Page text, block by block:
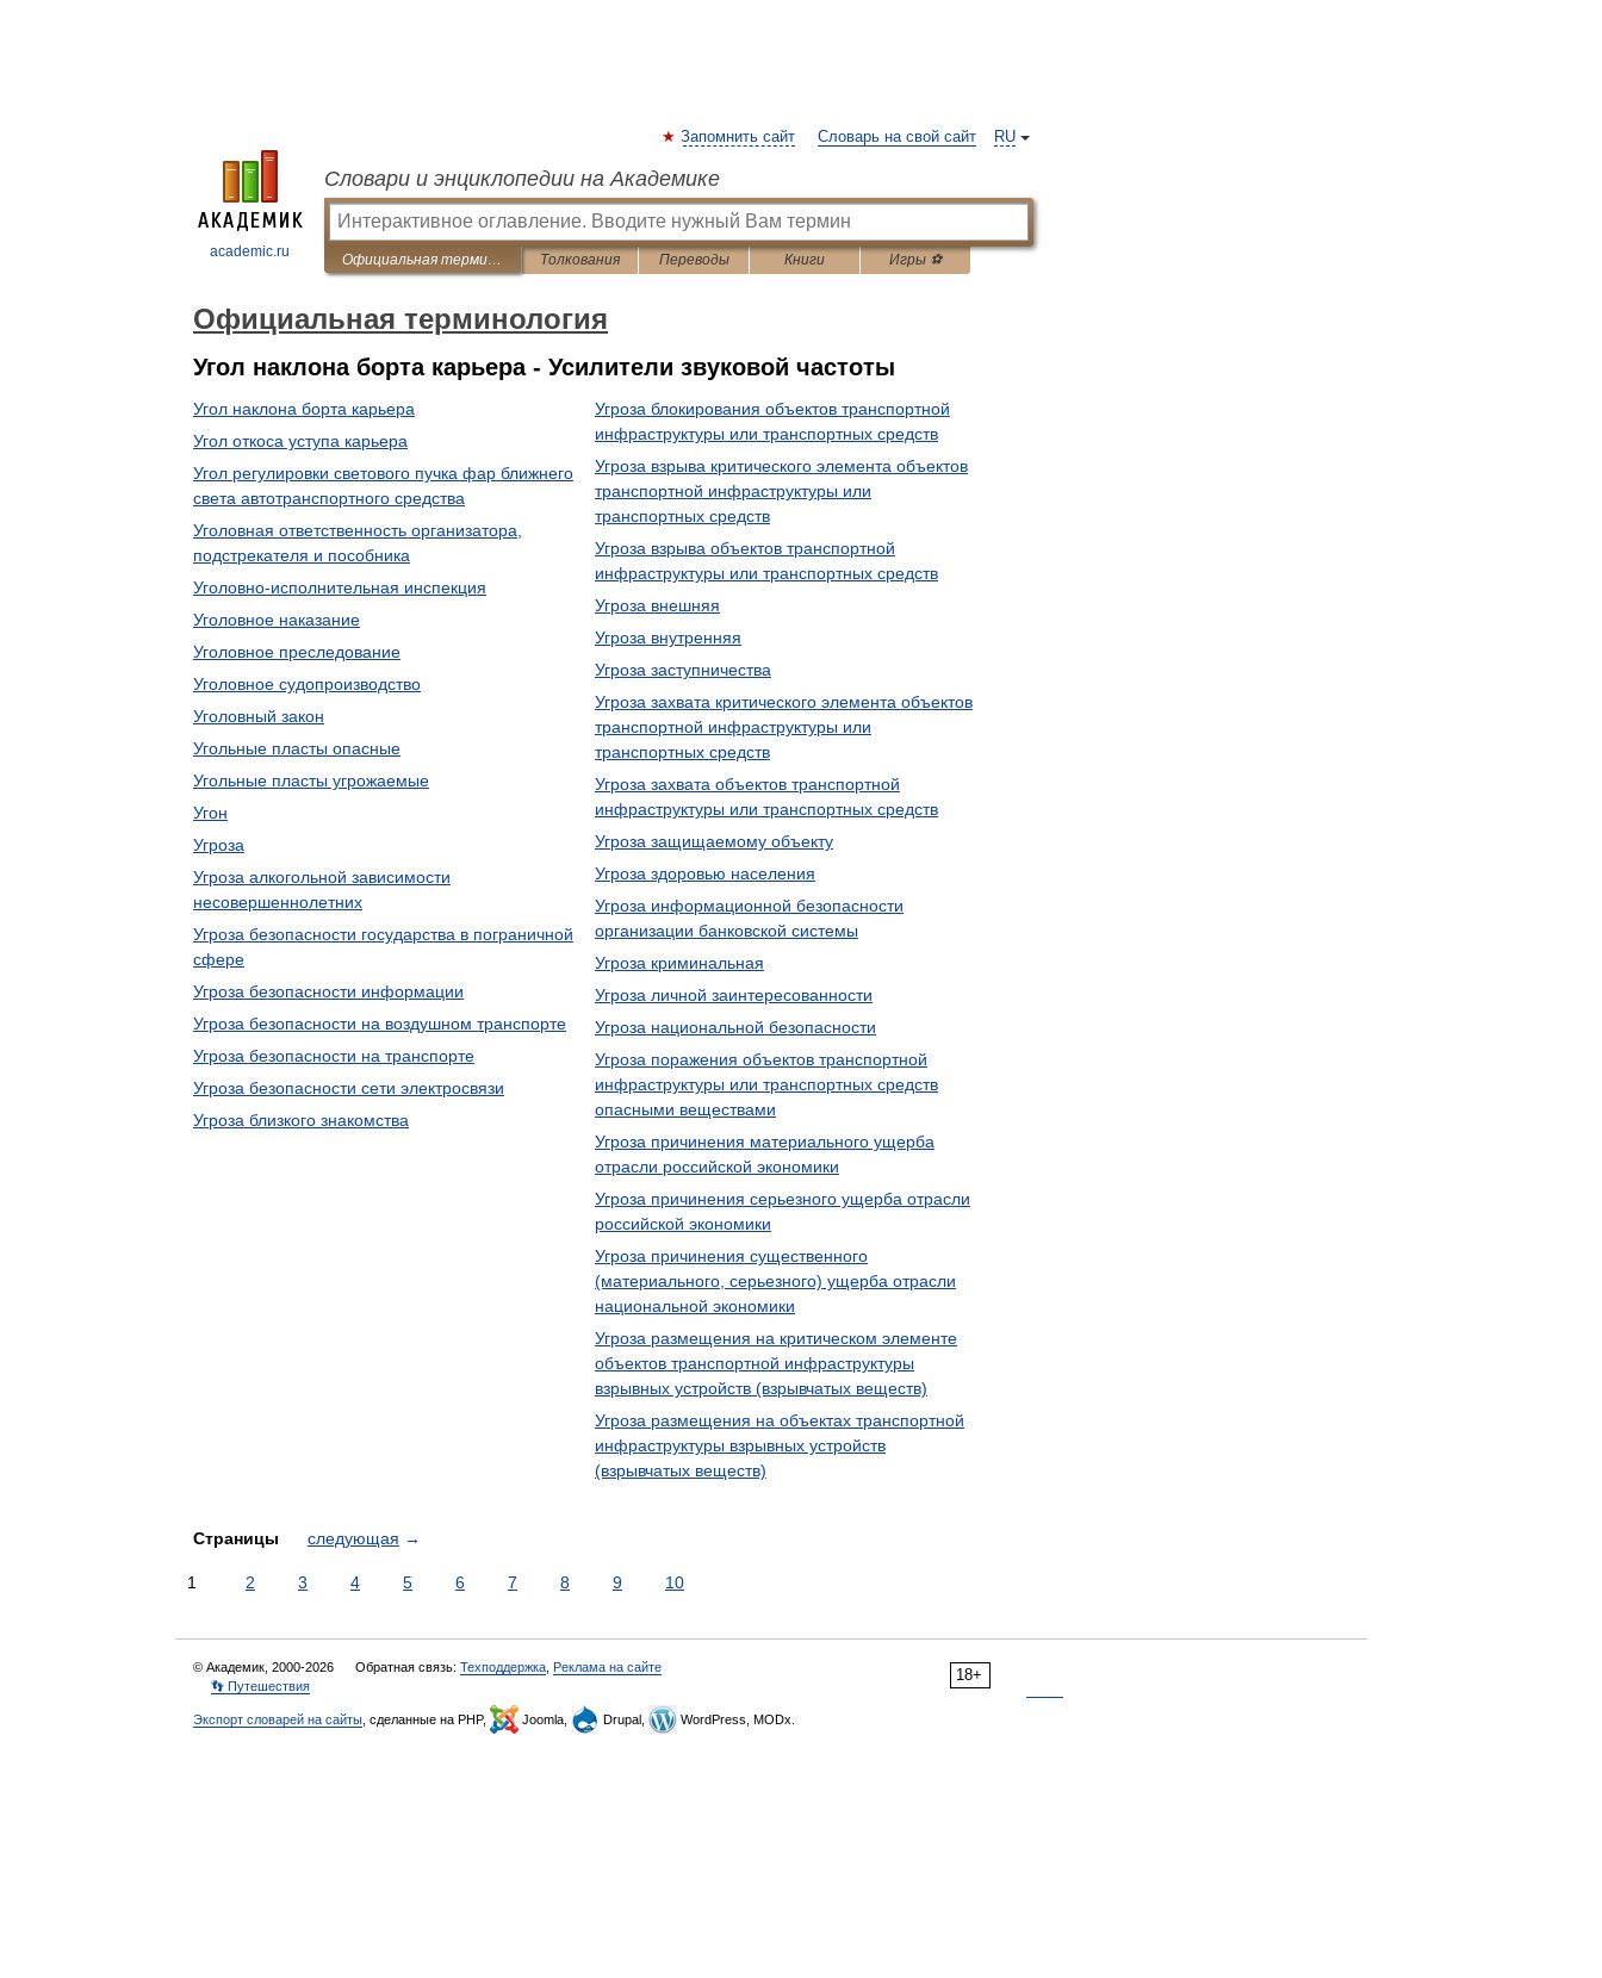
academic.ru
RU
Запомнить сайт Словарь на свой сайт
Словари и энциклопедии на Академике
Официальная терминология Толкования Переводы Книги Игры ⚽
Официальная терминология
Угол наклона борта карьера - Усилители звуковой частоты
Угол наклона борта карьера
Угол откоса уступа карьера
Угол регулировки светового пучка фар ближнего
света автотранспортного средства
Уголовная ответственность организатора,
подстрекателя и пособника
Уголовно-исполнительная инспекция
Уголовное наказание
Уголовное преследование
Уголовное судопроизводство
Уголовный закон
Угольные пласты опасные
Угольные пласты угрожаемые
Угон
Угроза
Угроза алкогольной зависимости
несовершеннолетних
Угроза безопасности государства в пограничной
сфере
Угроза безопасности информации
Угроза безопасности на воздушном транспорте
Угроза безопасности на транспорте
Угроза безопасности сети электросвязи
Угроза близкого знакомства
Угроза блокирования объектов транспортной
инфраструктуры или транспортных средств
Угроза взрыва критического элемента объектов
транспортной инфраструктуры или
транспортных средств
Угроза взрыва объектов транспортной
инфраструктуры или транспортных средств
Угроза внешняя
Угроза внутренняя
Угроза заступничества
Угроза захвата критического элемента объектов
транспортной инфраструктуры или
транспортных средств
Угроза захвата объектов транспортной
инфраструктуры или транспортных средств
Угроза защищаемому объекту
Угроза здоровью населения
Угроза информационной безопасности
организации банковской системы
Угроза криминальная
Угроза личной заинтересованности
Угроза национальной безопасности
Угроза поражения объектов транспортной
инфраструктуры или транспортных средств
опасными веществами
Угроза причинения материального ущерба
отрасли российской экономики
Угроза причинения серьезного ущерба отрасли
российской экономики
Угроза причинения существенного
(материального, серьезного) ущерба отрасли
национальной экономики
Угроза размещения на критическом элементе
объектов транспортной инфраструктуры
взрывных устройств (взрывчатых веществ)
Угроза размещения на объектах транспортной
инфраструктуры взрывных устройств
(взрывчатых веществ)
Страницы следующая →
1 2 3 4 5 6 7 8 9 10
18+
© Академик, 2000-2026 Обратная связь: Техподдержка Реклама на сайте
👣 Путешествия
Экспорт словарей на сайты , сделанные на PHP, Joomla, Drupal, WordPress, MODx.